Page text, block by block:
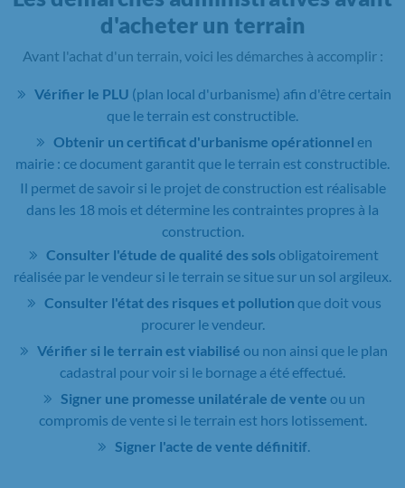
d'acheter un terrain
Avant l'achat d'un terrain, voici les démarches à accomplir :
Vérifier le PLU (plan local d'urbanisme) afin d'être certain
que le terrain est constructible.
Obtenir un certificat d'urbanisme opérationnel en
mairie : ce document garantit que le terrain est constructible.
Il permet de savoir si le projet de construction est réalisable
dans les 18 mois et détermine les contraintes propres à la
construction.
Consulter l'étude de qualité des sols obligatoirement
réalisée par le vendeur si le terrain se situe sur un sol argileux.
Consulter l'état des risques et pollution que doit vous
procurer le vendeur.
Vérifier si le terrain est viabilisé ou non ainsi que le plan
cadastral pour voir si le bornage a été effectué.
Signer une promesse unilatérale de vente ou un
compromis de vente si le terrain est hors lotissement.
Signer l'acte de vente définitif